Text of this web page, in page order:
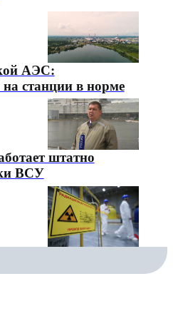
АЭС:
станции в норме
штатно
ВСУ